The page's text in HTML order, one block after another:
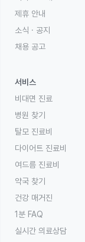
제휴 안내
소식 · 공지
채용 공고
서비스
비대면 진료
병원 찾기
탈모 진료비
다이어트 진료비
여드름 진료비
약국 찾기
건강 매거진
1분 FAQ
실시간 의료상담